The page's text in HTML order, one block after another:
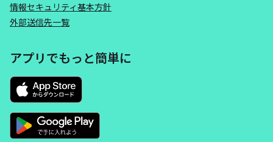
情報セキュリティ基本方針
外部送信先一覧
アプリでもっと簡単に